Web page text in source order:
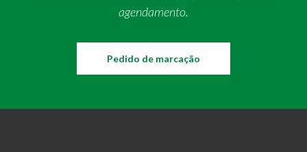
agendamento.
Pedido de marcação